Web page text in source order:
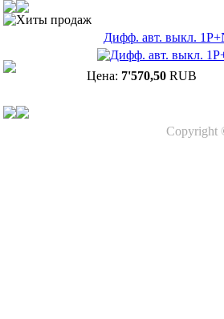
Хиты продаж
Дифф. авт. выкл.
Цена: 7'570,50 RUB
Copyright